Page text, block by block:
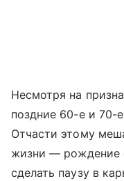
Несмотря на
поздние 60-е и 70-
Отчасти этому
жизни — рождение
сделать паузу в